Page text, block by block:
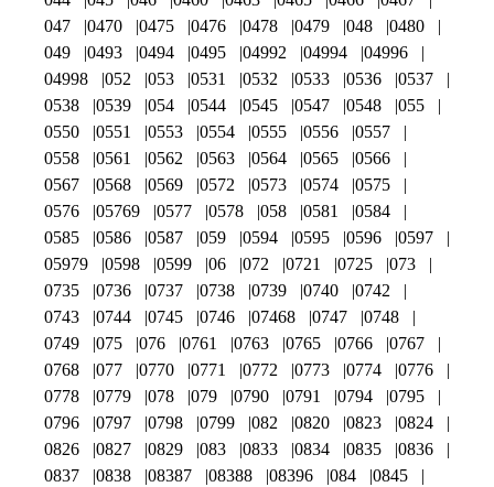
047
0470 0475 0476 0478 0479 048
0480
049
0493 0494 0495 04992 04994
04996
04998
052 053 0531 0532 0533 0536
0537
0538
0539 054 0544 0545 0547 0548
055
0550
0551 0553 0554 0555 0556
0557
0558
0561 0562 0563 0564 0565
0566
0567
0568 0569 0572 0573 0574
0575
0576
05769 0577 0578 058 0581
0584
0585
0586 0587 059 0594 0595 0596
0597
05979
0598 0599 06 072 0721 0725
073
0735
0736 0737 0738 0739 0740
0742
0743
0744 0745 0746 07468 0747
0748
0749
075 076 0761 0763 0765 0766
0767
0768
077 0770 0771 0772 0773 0774
0776
0778
0779 078 079 0790 0791 0794
0795
0796
0797 0798 0799 082 0820 0823
0824
0826
0827 0829 083 0833 0834 0835
0836
0837
0838 08387 08388 08396 084
0845